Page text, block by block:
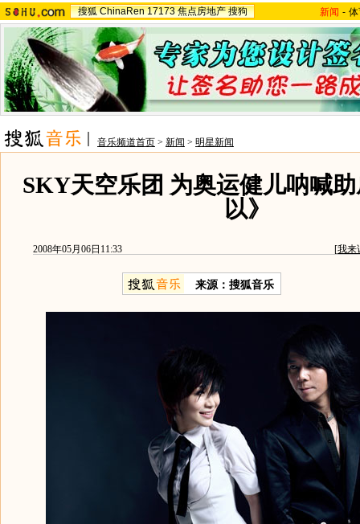
搜狐 ChinaRen 17173 焦点房地产 搜狗 新闻 -
音乐频道首页 > 新闻 > 明星新闻
SKY天空乐团 为奥运健儿呐喊
以》
2008年05月06日11:33 [我来
来源：搜狐音乐